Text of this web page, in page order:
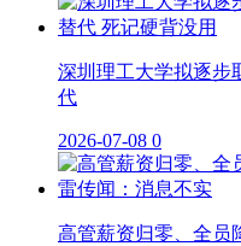
深圳理工大学拟逐步
代
2026-07-08 0
高管薪资归零、全员